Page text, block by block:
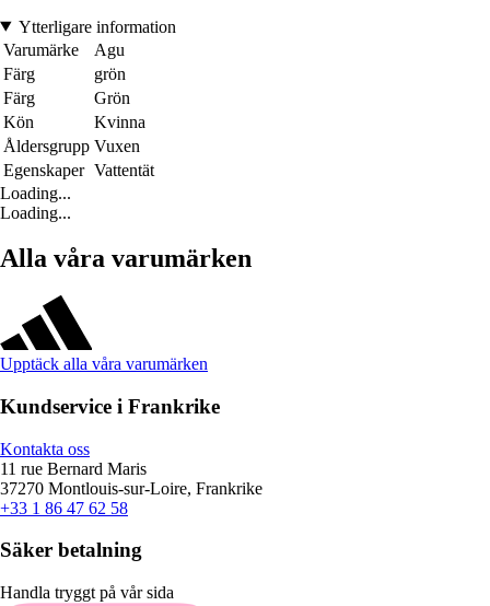
Ytterligare information
Varumärke
Agu
Färg
grön
Färg
Grön
Kön
Kvinna
Åldersgrupp Vuxen
Egenskaper Vattentät
Loading...
Loading...
Alla våra varumärken
Upptäck alla våra varumärken
Kundservice i Frankrike
Kontakta oss
11 rue Bernard Maris
37270 Montlouis-sur-Loire, Frankrike
+33 1 86 47 62 58
Säker betalning
Handla tryggt på vår sida